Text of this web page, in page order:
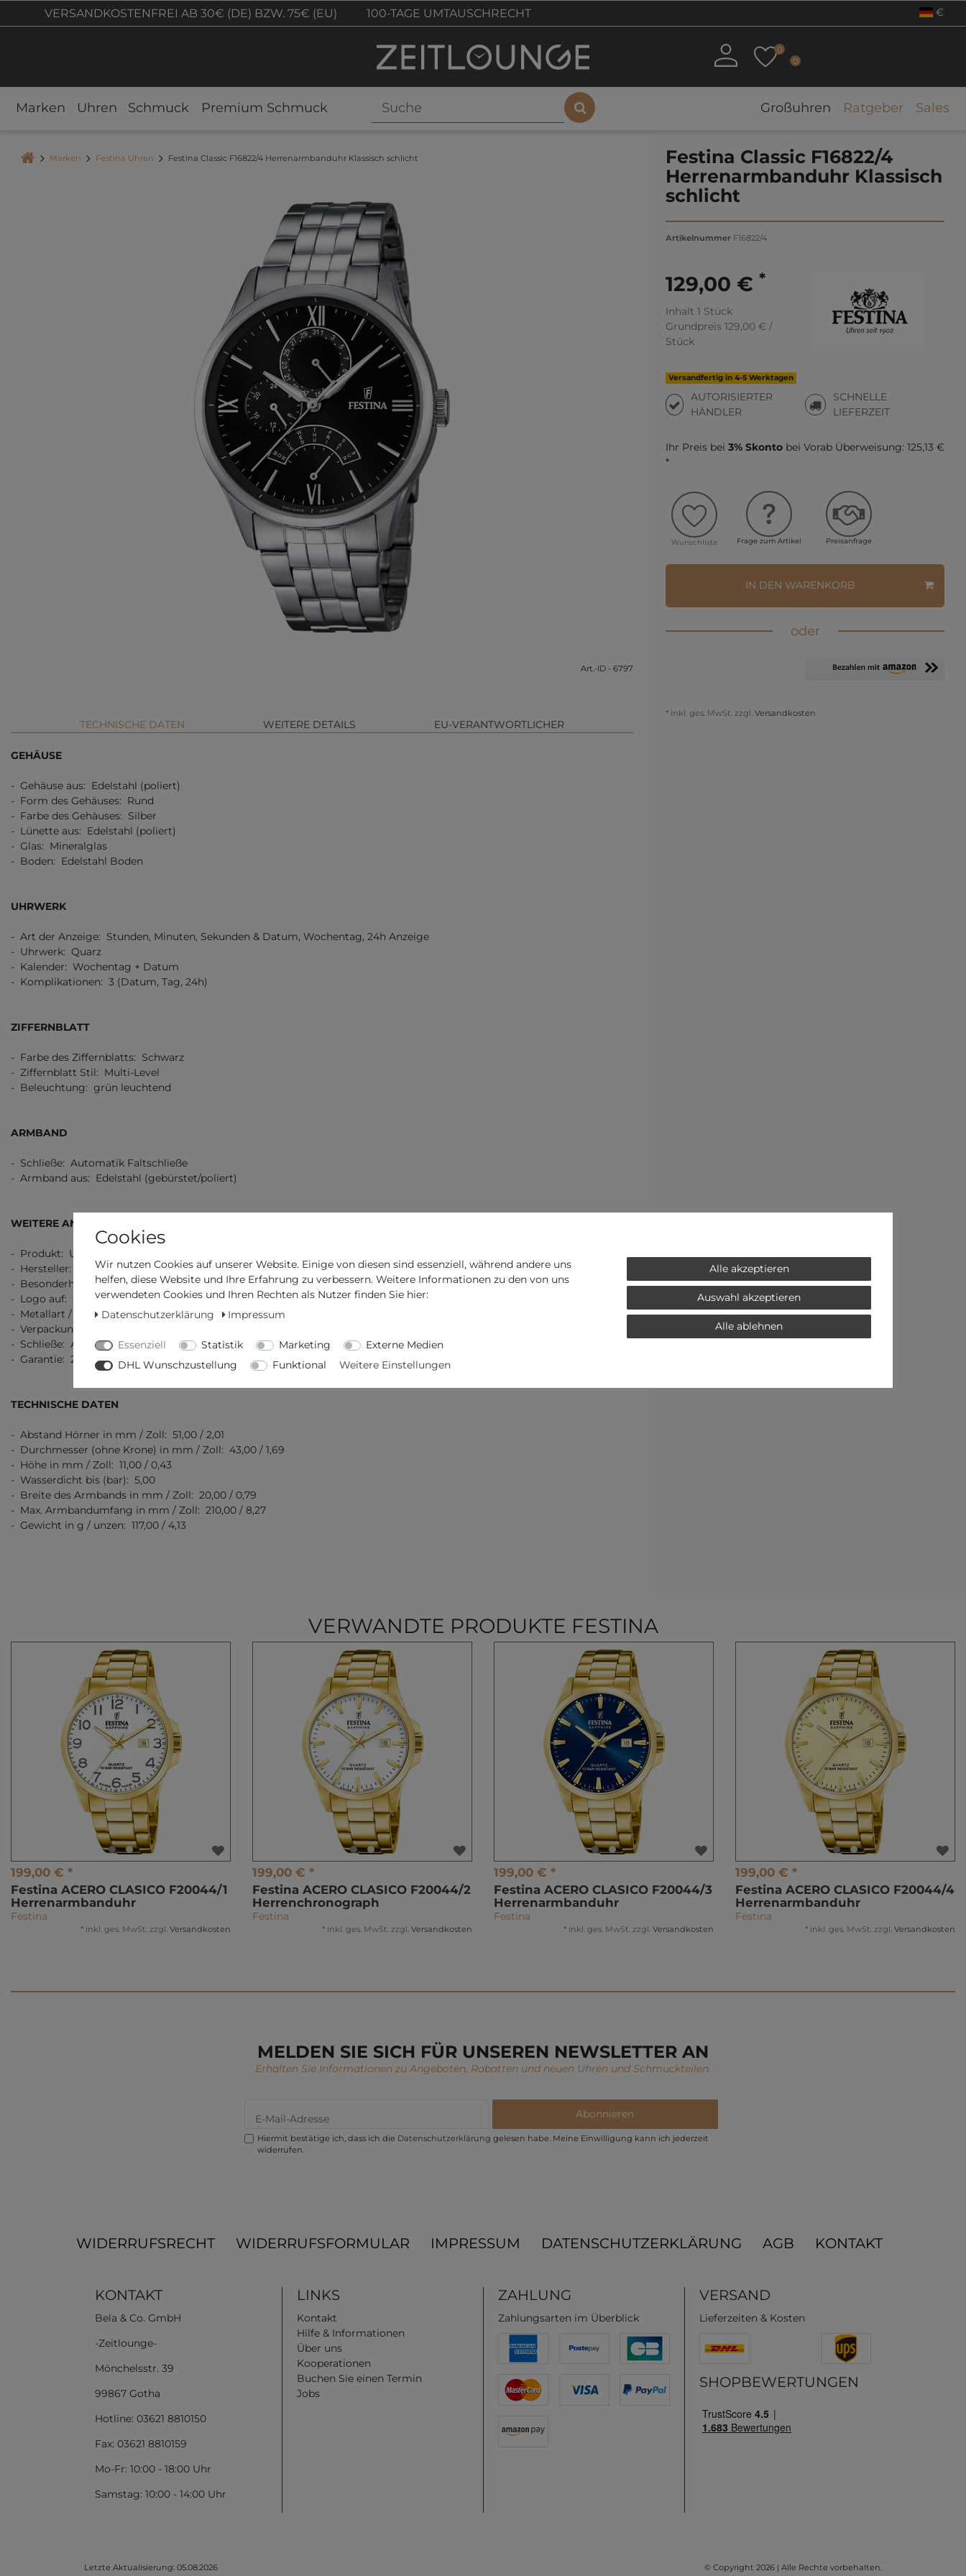
VERSANDKOSTENFREI AB 30€ (DE) BZW. 75€ (EU) 100-TAGE UMTAUSCHRECHT €
0
0
Marken Uhren Schmuck Premium Schmuck Großuhren Ratgeber Sales
Marken Festina Uhren Festina Classic F16822/4 Herrenarmbanduhr Klassisch schlicht
Art.-ID - 6797
TECHNISCHE DATEN WEITERE DETAILS EU-VERANTWORTLICHER
GEHÄUSE
- Gehäuse aus: Edelstahl (poliert)
- Form des Gehäuses: Rund
- Farbe des Gehäuses: Silber
- Lünette aus: Edelstahl (poliert)
- Glas: Mineralglas
- Boden: Edelstahl Boden
UHRWERK
- Art der Anzeige: Stunden, Minuten, Sekunden & Datum, Wochentag, 24h Anzeige
- Uhrwerk: Quarz
- Kalender: Wochentag + Datum
- Komplikationen: 3 (Datum, Tag, 24h)
ZIFFERNBLATT
- Farbe des Ziffernblatts: Schwarz
- Ziffernblatt Stil: Multi-Level
- Beleuchtung: grün leuchtend
ARMBAND
- Schließe: Automatik Faltschließe
- Armband aus: Edelstahl (gebürstet/poliert)
WEITERE ANGABEN
- Produkt: Uhr
- Hersteller: Festina
- Besonderheit: Klassisch schlicht
- Logo auf: Ziffernblatt, Schließe, Boden
- Metallart / Stempel: Edelstahl 316L
- Verpackung: Originalverpackung mit Dokumenten
- Schließe: Automatik Faltschließe
- Garantie: 2 Jahre Garantie
TECHNISCHE DATEN
- Abstand Hörner in mm / Zoll: 51,00 / 2,01
- Durchmesser (ohne Krone) in mm / Zoll: 43,00 / 1,69
- Höhe in mm / Zoll: 11,00 / 0,43
- Wasserdicht bis (bar): 5,00
- Breite des Armbands in mm / Zoll: 20,00 / 0,79
- Max. Armbandumfang in mm / Zoll: 210,00 / 8,27
- Gewicht in g / unzen: 117,00 / 4,13
Festina Classic F16822/4
Herrenarmbanduhr Klassisch
schlicht
Artikelnummer F16822/4
129,00 € *
Inhalt 1 Stück
Grundpreis 129,00 € /
Stück
Versandfertig in 4-5 Werktagen
AUTORISIERTER
HÄNDLER
SCHNELLE
LIEFERZEIT
Ihr Preis bei 3% Skonto bei Vorab Überweisung: 125,13 €
*
Wunschliste Frage zum Artikel Preisanfrage
IN DEN WARENKORB
oder
* inkl. ges. MwSt. zzgl. Versandkosten
VERWANDTE PRODUKTE FESTINA
199,00 € *
Festina ACERO CLASICO F20044/1
Herrenarmbanduhr
Festina
* inkl. ges. MwSt. zzgl. Versandkosten
199,00 € *
Festina ACERO CLASICO F20044/2
Herrenchronograph
Festina
* inkl. ges. MwSt. zzgl. Versandkosten
199,00 € *
Festina ACERO CLASICO F20044/3
Herrenarmbanduhr
Festina
* inkl. ges. MwSt. zzgl. Versandkosten
199,00 € *
Festina ACERO CLASICO F20044/4
Herrenarmbanduhr
Festina
* inkl. ges. MwSt. zzgl. Versandkosten
MELDEN SIE SICH FÜR UNSEREN NEWSLETTER AN
Erhalten Sie Informationen zu Angeboten, Rabatten und neuen Uhren und Schmuckteilen.
Abonnieren
Hiermit bestätige ich, dass ich die Daten­schutz­erklärung gelesen habe. Meine Einwilligung kann ich jederzeit
widerrufen.
WIDERRUFSRECHT WIDERRUFSFORMULAR IMPRESSUM DATENSCHUTZERKLÄRUNG AGB KONTAKT
KONTAKT
Bela & Co. GmbH
-Zeitlounge-
Mönchelsstr. 39
99867 Gotha
Hotline: 03621 8810150
Fax: 03621 8810159
Mo-Fr: 10:00 - 18:00 Uhr
Samstag: 10:00 - 14:00 Uhr
LINKS
Kontakt
Hilfe & Informationen
Über uns
Kooperationen
Buchen Sie einen Termin
Jobs
ZAHLUNG
Zahlungsarten im Überblick
VERSAND
Lieferzeiten & Kosten
SHOPBEWERTUNGEN
Letzte Aktualisierung: 05.08.2026 © Copyright 2026 | Alle Rechte vorbehalten.
Cookies
Wir nutzen Cookies auf unserer Website. Einige von diesen sind essenziell, während andere uns
helfen, diese Website und Ihre Erfahrung zu verbessern. Weitere Informationen zu den von uns
verwendeten Cookies und Ihren Rechten als Nutzer finden Sie hier:
Datenschutzerklärung
Impressum
Essenziell Statistik Marketing
Externe Medien
DHL Wunschzustellung
Funktional Weitere Einstellungen
Alle akzeptieren
Auswahl akzeptieren
Alle ablehnen